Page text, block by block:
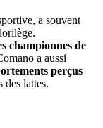
a souvent
championnes de
a aussi
perçus
des lattes.